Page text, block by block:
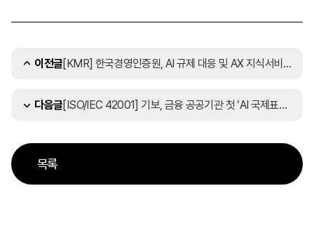
이전글 [KMR] 한국경영인증원, AI 규제 대응 및 AX 지식서비스 확산···ISO/IEC 42001 세미나 개최
다음글 [ISO/IEC 42001] 기보, 금융 공공기관 첫 ‘AI 국제표준’ 인증…글로벌 규제 대응 발판
목록